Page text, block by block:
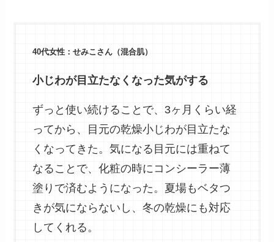
40代女性：せみこさん（混合肌）
小じわが目立たなくなった気がする
ずっと使い続けることで、3ヶ月くらい経
ってから、目元の乾燥小じわが目立たな
くなってきた。気になる目元には重ねて
なることで、化粧の時にコンシーラー薄
塗りで済むようになった。夏場もベタつ
きが気にならないし、冬の乾燥にも対応
してくれる。